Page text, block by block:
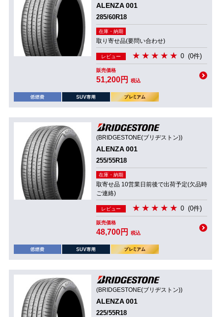
ALENZA 001
285/60R18
在庫・納期
取り寄せ品(要問い合わせ)
レビュー 0 (0件)
販売価格
51,200円 税込
(BRIDGESTONE(ブリヂストン))
ALENZA 001
255/55R18
在庫・納期
取寄せ品 10営業日前後で出荷予定(欠品時
ご連絡)
レビュー 0 (0件)
販売価格
48,700円 税込
(BRIDGESTONE(ブリヂストン))
ALENZA 001
225/55R18